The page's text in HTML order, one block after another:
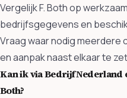
Vergelijk F. Both op
bedrijfsgegevens en
Vraag waar nodig meerdere
en aanpak naast elkaar te
Kan ik via BedrijfNederland
Both?